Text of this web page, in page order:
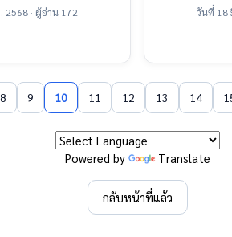
2568 · ผู้อ่าน 172 วันที่ 18
8 9 10 11 12 13 14
Powered by Translate
กลับหน้าที่แล้ว